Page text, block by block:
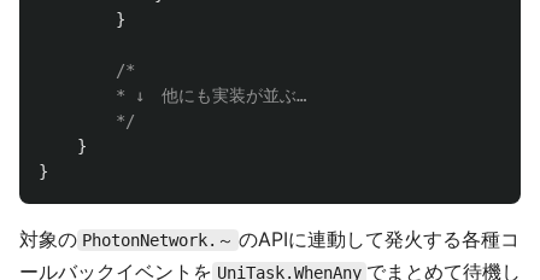
}
/*
        * ↓　他にも実装が並ぶ…
        */
}
}
対象の PhotonNetwork.～ のAPIに連動して発火する各種コ
ールバックイベントを UniTask.WhenAny でまとめて待機し